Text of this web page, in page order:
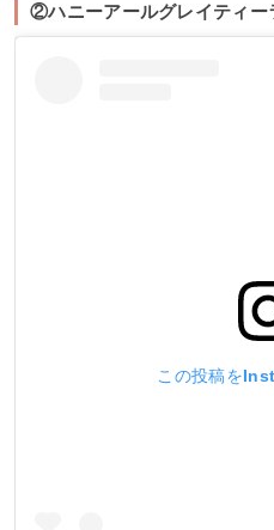
②ハニーアールグレイティー
この投稿を